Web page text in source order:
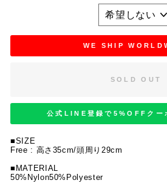
WE SHIP
SOLD OUT
公式LINE登録で5%OFFクー
■SIZE
Free : 高さ35cm/頭周り29cm
■MATERIAL
50%Nylon50%Polyester